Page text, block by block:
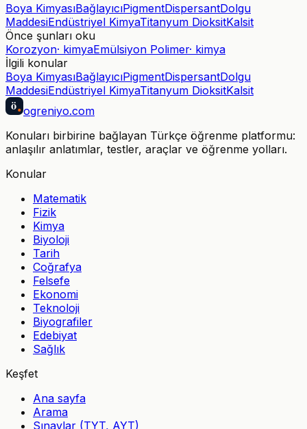
Boya KimyasıBağlayıcıPigmentDispersantDolgu
MaddesiEndüstriyel KimyaTitanyum DioksitKalsit
Önce şunları oku
Korozyon· kimyaEmülsiyon Polimer· kimya
İlgili konular
Boya KimyasıBağlayıcıPigmentDispersantDolgu
MaddesiEndüstriyel KimyaTitanyum DioksitKalsit
ö ogreniyo.com
Konuları birbirine bağlayan Türkçe öğrenme platformu:
anlaşılır anlatımlar, testler, araçlar ve öğrenme yolları.
Konular
Matematik
Fizik
Kimya
Biyoloji
Tarih
Coğrafya
Felsefe
Ekonomi
Teknoloji
Biyografiler
Edebiyat
Sağlık
Keşfet
Ana sayfa
Arama
Sınavlar (TYT, AYT)